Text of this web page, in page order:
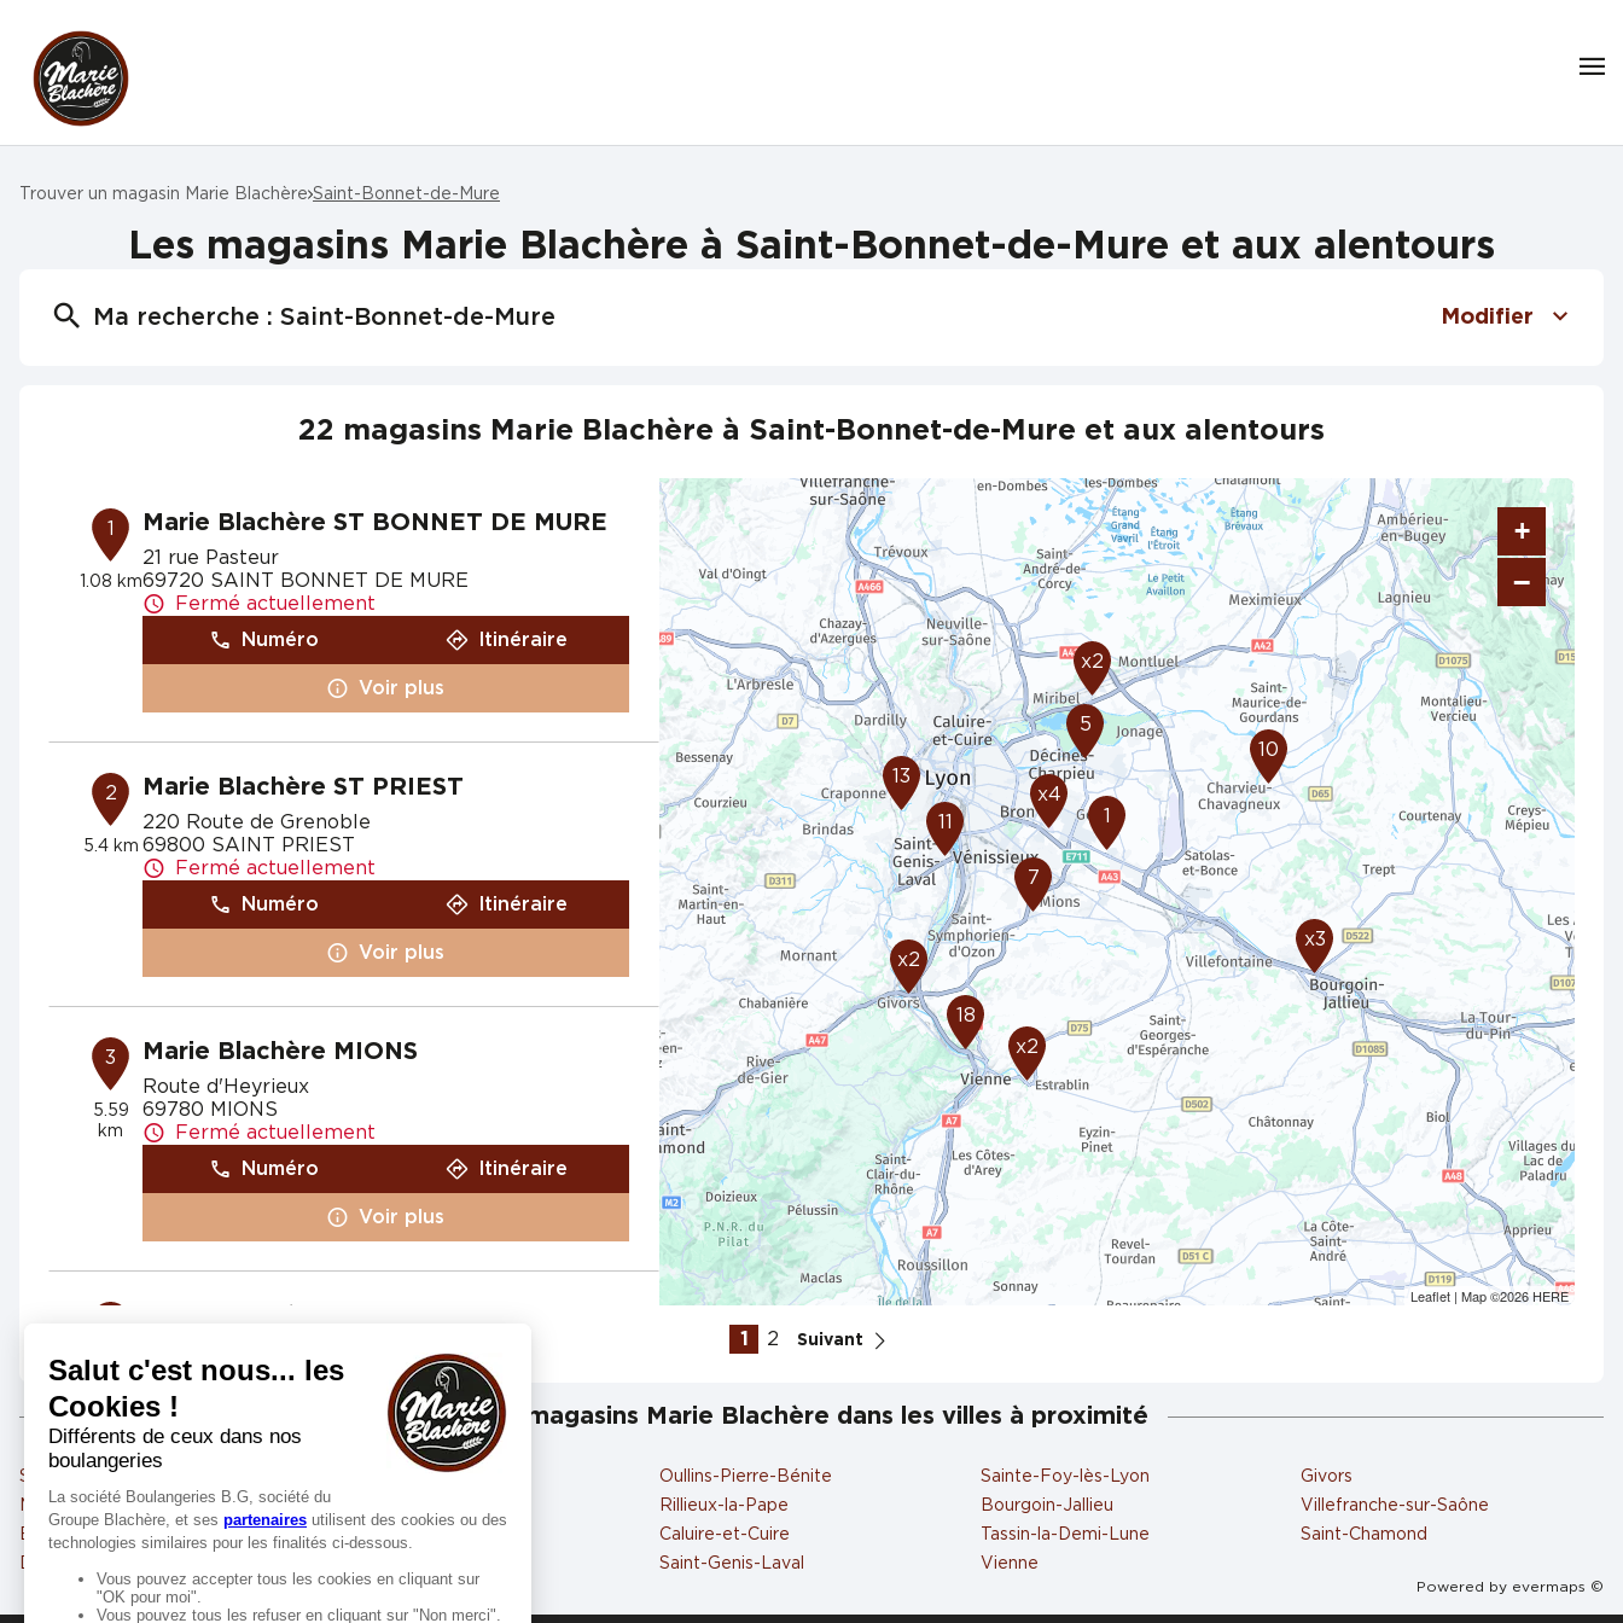
Trouver un magasin Marie Blachère Saint-Bonnet-de-Mure
Les magasins Marie Blachère à Saint-Bonnet-de-Mure et aux alentours
Ma recherche : Saint-Bonnet-de-Mure Modifier
22 magasins Marie Blachère à Saint-Bonnet-de-Mure et aux alentours
1
1.08 km
Marie Blachère ST BONNET DE MURE
21 rue Pasteur
69720 SAINT BONNET DE MURE
Fermé actuellement
Numéro
Itinéraire
Voir plus
2
5.4 km
Marie Blachère ST PRIEST
220 Route de Grenoble
69800 SAINT PRIEST
Fermé actuellement
Numéro
Itinéraire
Voir plus
3
5.59
km
Marie Blachère MIONS
Route d'Heyrieux
69780 MIONS
Fermé actuellement
Numéro
Itinéraire
Voir plus
8.03
km
332 avenue Général De Gaulle
69500 BRON
Fermé actuellement
Numéro
Itinéraire
5 Marie Blachère MEYZIEU
7 rue Ambroise Paré
x2
18
x2
x3
10
13
11
x2
7
5
1
x4
+
−
Leaflet| Map ©2026HERE
1 2 Suivant
Les magasins Marie Blachère dans les villes à proximité
Saint-Priest
Meyzieu
Bron
Décines-Charpieu
Villeurbanne
Oullins-Pierre-Bénite
Rillieux-la-Pape
Caluire-et-Cuire
Saint-Genis-Laval
Sainte-Foy-lès-Lyon
Bourgoin-Jallieu
Tassin-la-Demi-Lune
Vienne
Givors
Villefranche-sur-Saône
Saint-Chamond
Powered by evermaps ©